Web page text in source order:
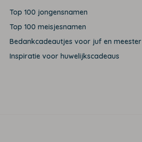
Top 100 jongensnamen
Top 100 meisjesnamen
Bedankcadeautjes voor juf en meester
Inspiratie voor huwelijkscadeaus